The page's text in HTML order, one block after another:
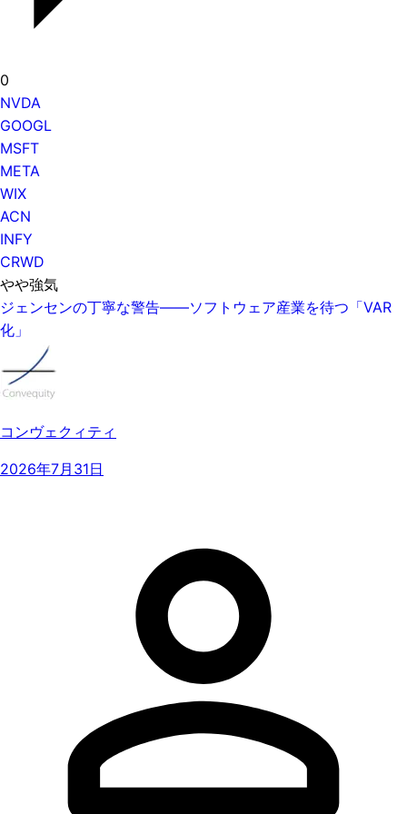
0
NVDA
GOOGL
MSFT
META
WIX
ACN
INFY
CRWD
やや強気
ジェンセンの丁寧な警告——ソフトウェア産業を待つ「VAR
化」
コンヴェクィティ
2026年7月31日